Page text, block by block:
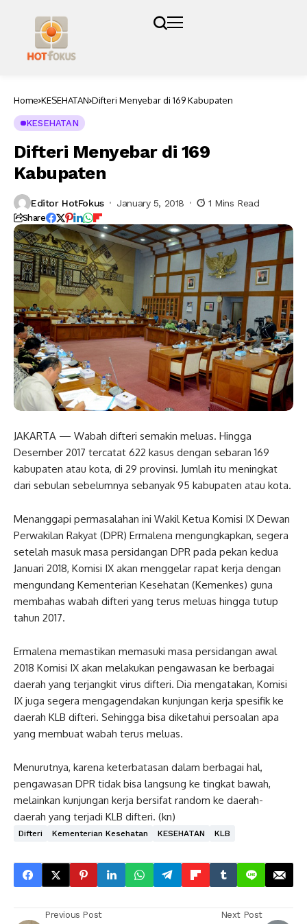
Home KESEHATAN Difteri Menyebar di 169 Kabupaten
KESEHATAN
Difteri Menyebar di 169
Kabupaten
Editor HotFokus January 5, 2018 1 Mins Read
Share
JAKARTA — Wabah difteri semakin meluas. Hingga
Desember 2017 tercatat 622 kasus dengan sebaran 169
kabupaten atau kota, di 29 provinsi. Jumlah itu meningkat
dari sebulan sebelumnya sebanyak 95 kabupaten atau kota.
Menanggapi permasalahan ini Wakil Ketua Komisi IX Dewan
Perwakilan Rakyat (DPR) Ermalena mengungkapkan, segera
setelah masuk masa persidangan DPR pada pekan kedua
Januari 2018, Komisi IX akan menggelar rapat kerja dengan
mengundang Kementerian Kesehatan (Kemenkes) guna
membahas wabah difteri yang terus meluas hingga tutup
tahun 2017.
Ermalena memastikan memasuki masa persidangan awal
2018 Komisi IX akan melakukan pengawasan ke berbagai
daerah yang terjangkit virus difteri. Dia mengatakan, Komisi
IX juga segera mengagendakan kunjungan kerja spesifik ke
daerah KLB difteri. Sehingga bisa diketahui persoalan apa
yang membuat wabah terus meluas.
Menurutnya, karena keterbatasan dalam berbagai hal,
pengawasan DPR tidak bisa langsung ke tingkat bawah,
melainkan kunjungan kerja bersifat random ke daerah-
daerah yang terjadi KLB difteri. (kn)
Difteri Kementerian Kesehatan KESEHATAN KLB
Previous Post Next Post